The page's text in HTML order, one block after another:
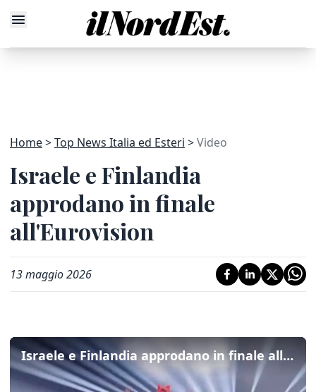
Home Top News Italia ed Esteri Video
Israele e Finlandia
approdano in finale
all'Eurovision
13 maggio 2026
Israele e Finlandia approdano in finale all'Eurovision